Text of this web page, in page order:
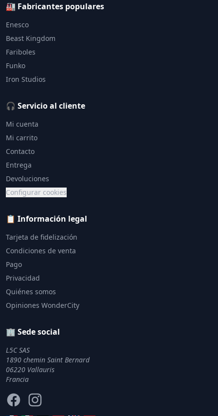
🏭 Fabricantes populares
Enesco
Beast Kingdom
Fariboles
Funko
Iron Studios
🎧 Servicio al cliente
Mi cuenta
Mi carrito
Contacto
Entrega
Devoluciones
Configurar cookies
📋 Información legal
Tarjeta de fidelización
Condiciones de venta
Pago
Privacidad
Quiénes somos
Opiniones WonderCity
🏢 Sede social
L5C SAS
1890 chemin Saint Bernard
06220 Vallauris
Francia
FacebookInstagram